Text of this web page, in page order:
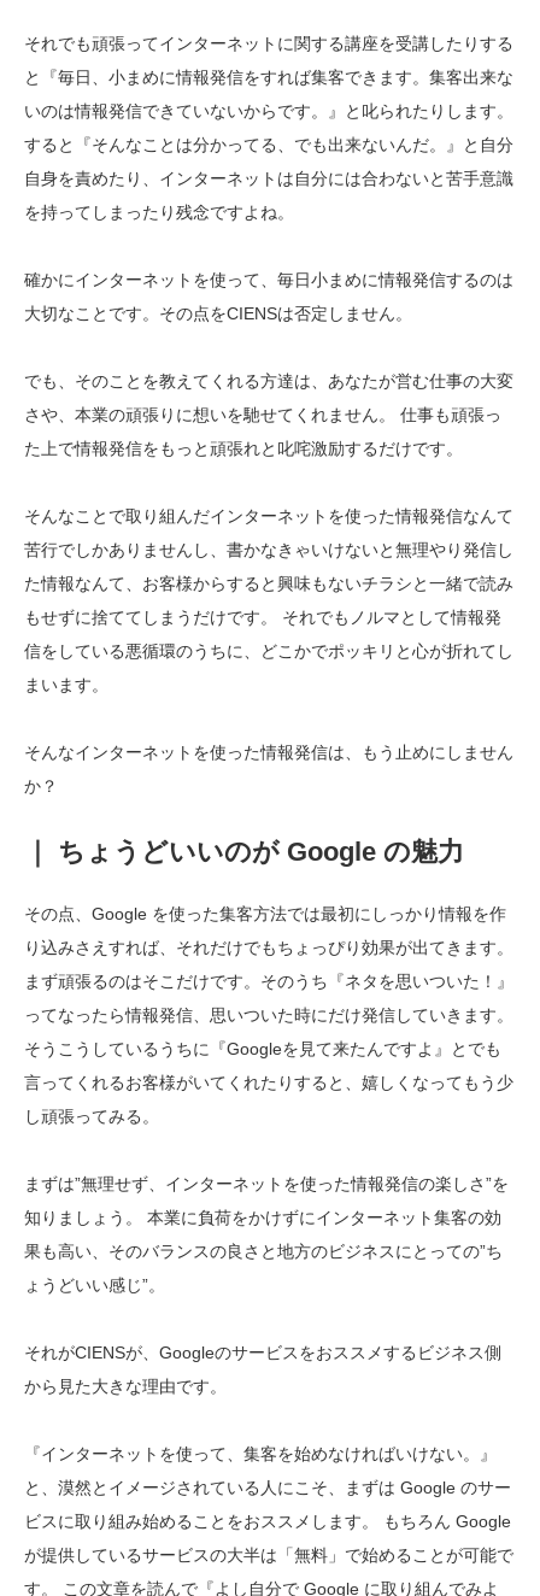
それでも頑張ってインターネットに関する講座を受講したりする
と『毎日、小まめに情報発信をすれば集客できます。集客出来な
いのは情報発信できていないからです。』と叱られたりします。
すると『そんなことは分かってる、でも出来ないんだ。』と自分
自身を責めたり、インターネットは自分には合わないと苦手意識
を持ってしまったり残念ですよね。
確かにインターネットを使って、毎日小まめに情報発信するのは
大切なことです。その点をCIENSは否定しません。
でも、そのことを教えてくれる方達は、あなたが営む仕事の大変
さや、本業の頑張りに想いを馳せてくれません。 仕事も頑張っ
た上で情報発信をもっと頑張れと叱咤激励するだけです。
そんなことで取り組んだインターネットを使った情報発信なんて
苦行でしかありませんし、書かなきゃいけないと無理やり発信し
た情報なんて、お客様からすると興味もないチラシと一緒で読み
もせずに捨ててしまうだけです。 それでもノルマとして情報発
信をしている悪循環のうちに、どこかでポッキリと心が折れてし
まいます。
そんなインターネットを使った情報発信は、もう止めにしません
か？
｜ ちょうどいいのが Google の魅力
その点、Google を使った集客方法では最初にしっかり情報を作
り込みさえすれば、それだけでもちょっぴり効果が出てきます。
まず頑張るのはそこだけです。そのうち『ネタを思いついた！』
ってなったら情報発信、思いついた時にだけ発信していきます。
そうこうしているうちに『Googleを見て来たんですよ』とでも
言ってくれるお客様がいてくれたりすると、嬉しくなってもう少
し頑張ってみる。
まずは”無理せず、インターネットを使った情報発信の楽しさ”を
知りましょう。 本業に負荷をかけずにインターネット集客の効
果も高い、そのバランスの良さと地方のビジネスにとっての”ち
ょうどいい感じ”。
それがCIENSが、Googleのサービスをおススメするビジネス側
から見た大きな理由です。
『インターネットを使って、集客を始めなければいけない。』
と、漠然とイメージされている人にこそ、まずは Google のサー
ビスに取り組み始めることをおススメします。 もちろん Google
が提供しているサービスの大半は「無料」で始めることが可能で
す。 この文章を読んで『よし自分で Google に取り組んでみよ